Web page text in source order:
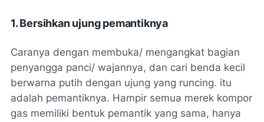
1. Bersihkan ujung pemantiknya
Caranya dengan membuka/ mengangkat bagian
penyangga panci/ wajannya, dan cari benda kecil
berwarna putih dengan ujung yang runcing. itu
adalah pemantiknya. Hampir semua merek kompor
gas memiliki bentuk pemantik yang sama, hanya